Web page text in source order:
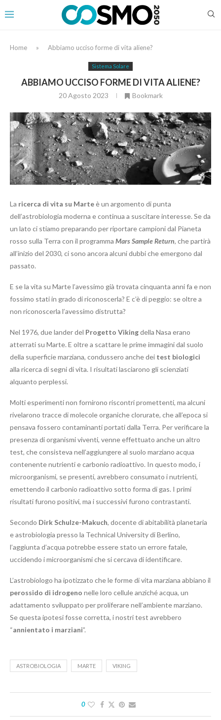
Home » Abbiamo ucciso forme di vita aliene?
Sistema Solare
ABBIAMO UCCISO FORME DI VITA ALIENE?
20 Agosto 2023 Bookmark
La ricerca di vita su Marteè un argomento di punta
dell’astrobiologia moderna e continua a suscitare interesse. Se da
un lato ci stiamo preparando per riportare campioni dal Pianeta
rosso sulla Terra con il programma Mars Sample Return, che partirà
all’inizio del 2030, ci sono ancora alcuni dubbi che emergono dal
passato.
E se la vita su Marte l’avessimo già trovata cinquanta anni fa e non
fossimo stati in grado di riconoscerla? E c’è di peggio: se oltre a
non riconoscerla l’avessimo distrutta?
Nel 1976, due lander del Progetto Vikingdella Nasa erano
atterrati su Marte. E oltre a scattare le prime immagini dal suolo
della superficie marziana, condussero anche dei test biologici
alla ricerca di segni di vita. I risultati lasciarono gli scienziati
alquanto perplessi.
Molti esperimenti non fornirono riscontri promettenti, ma alcuni
rivelarono tracce di molecole organiche clorurate, che all’epoca si
pensava fossero contaminanti portati dalla Terra. Per verificare la
presenza di organismi viventi, venne effettuato anche un altro
test, che consisteva nell’aggiungere al suolo marziano acqua
contenente nutrienti e carbonio radioattivo. In questo modo, i
microorganismi, se presenti, avrebbero consumato i nutrienti,
emettendo il carbonio radioattivo sotto forma di gas. I primi
risultati furono positivi, ma i successivi furono contrastanti.
Secondo Dirk Schulze-Makuch, docente di abitabilità planetaria
e astrobiologia presso la Technical University di Berlino,
l’aggiunta d’acqua potrebbe essere stato un errore fatale,
uccidendo i microorganismi che si cercava di identificare.
L’astrobiologo ha ipotizzato che le forme di vita marziana abbiano il
perossido di idrogeno nelle loro cellule anziché acqua, un
adattamento sviluppato per proliferare nell’ambiente marziano.
Se questa ipotesi fosse corretta, i nostri test avrebbero
“annientato i marziani”.
ASTROBIOLOGIA MARTE VIKING
0